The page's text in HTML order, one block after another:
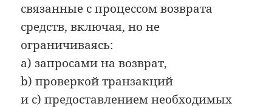
связанные с процессом возврата
средств, включая, но не
ограничиваясь:
a) запросами на возврат,
b) проверкой транзакций
и c) предоставлением необходимых